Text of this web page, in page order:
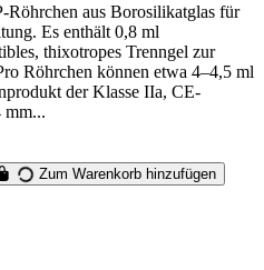
Röhrchen aus Borosilikatglas für
Es enthält 0,8 ml
thixotropes Trenngel zur
Röhrchen können etwa 4–4,5 ml
der Klasse IIa, CE-
mm...
Zum Warenkorb hinzufügen